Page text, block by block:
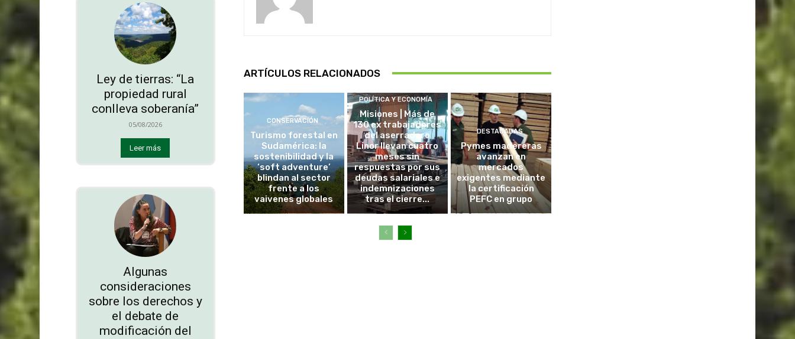
Ley de tierras: “La
propiedad rural
conlleva soberanía”
05/08/2026
Leer más
Algunas
consideraciones
sobre los derechos y
el debate de
modificación del
ARTÍCULOS RELACIONADOS
CONSERVACIÓN
Turismo forestal en
Sudamérica: la
sostenibilidad y la
‘soft adventure’
blindan al sector
frente a los
vaivenes globales
POLÍTICA Y ECONOMÍA
Misiones | Más de
130 ex trabajadores
del aserradero
Linor llevan cuatro
meses sin
respuestas por sus
deudas salariales e
indemnizaciones
tras el cierre...
DESTACADAS
Pymes madereras
avanzan en
mercados
exigentes mediante
la certificación
PEFC en grupo